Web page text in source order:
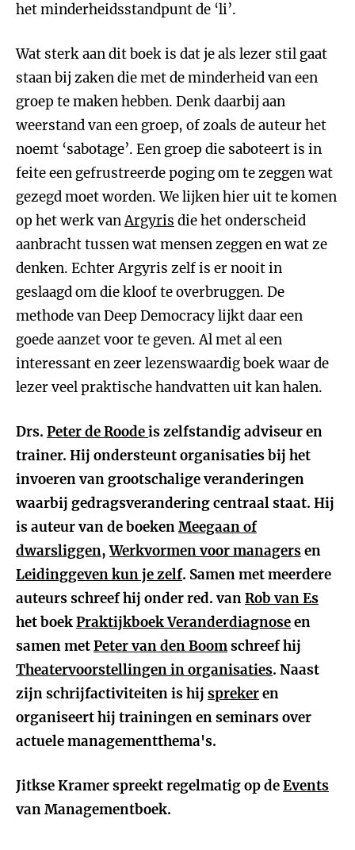
het minderheidsstandpunt de ‘li’.
Wat sterk aan dit boek is dat je als lezer stil gaat
staan bij zaken die met de minderheid van een
groep te maken hebben. Denk daarbij aan
weerstand van een groep, of zoals de auteur het
noemt ‘sabotage’. Een groep die saboteert is in
feite een gefrustreerde poging om te zeggen wat
gezegd moet worden. We lijken hier uit te komen
op het werk vanArgyris die het onderscheid
aanbracht tussen wat mensen zeggen en wat ze
denken. Echter Argyris zelf is er nooit in
geslaagd om die kloof te overbruggen. De
methode van Deep Democracy lijkt daar een
goede aanzet voor te geven. Al met al een
interessant en zeer lezenswaardig boek waar de
lezer veel praktische handvatten uit kan halen.
Drs. Peter de Roodeis zelfstandig adviseur en
trainer. Hij ondersteunt organisaties bij het
invoeren van grootschalige veranderingen
waarbij gedragsverandering centraal staat. Hij
is auteur van de boekenMeegaan of
dwarsliggen,Werkvormen voor managersen
Leidinggeven kun je zelf. Samen met meerdere
auteurs schreef hij onder red. vanRob van Es
het boekPraktijkboek Veranderdiagnoseen
samen metPeter van den Boomschreef hij
Theatervoorstellingen in organisaties. Naast
zijn schrijfactiviteiten is hij sprekeren
organiseert hij trainingen en seminars over
actuele managementthema's.
Jitkse Kramer spreekt regelmatig op deEvents
van Managementboek.